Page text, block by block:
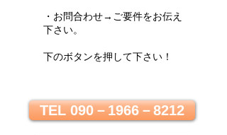
・お問合わせ→ご要件をお伝え
下さい。
下のボタンを押して下さい！
TEL 090－1966－8212